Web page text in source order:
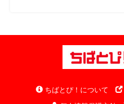
ちばとぴ！について